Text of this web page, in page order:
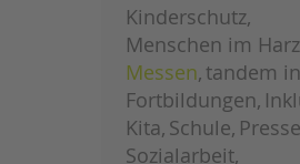
Kinderschutz
Menschen im
Messen tandem
Fortbildungen
Kita Schule Presse
Sozialarbeit